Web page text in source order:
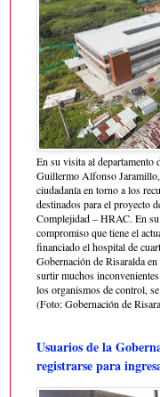
En su visita al departamento
Guillermo Alfonso
ciudadanía en torno a los
destinados para el proyecto
Complejidad – HRAC. En
compromiso que tiene el
financiado el hospital de
Gobernación de Risaralda
surtir muchos
los organismos de control,
(Foto: Gobernación de
Usuarios de la
registrarse para